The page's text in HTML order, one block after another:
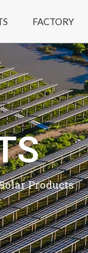
FACTORY
Products